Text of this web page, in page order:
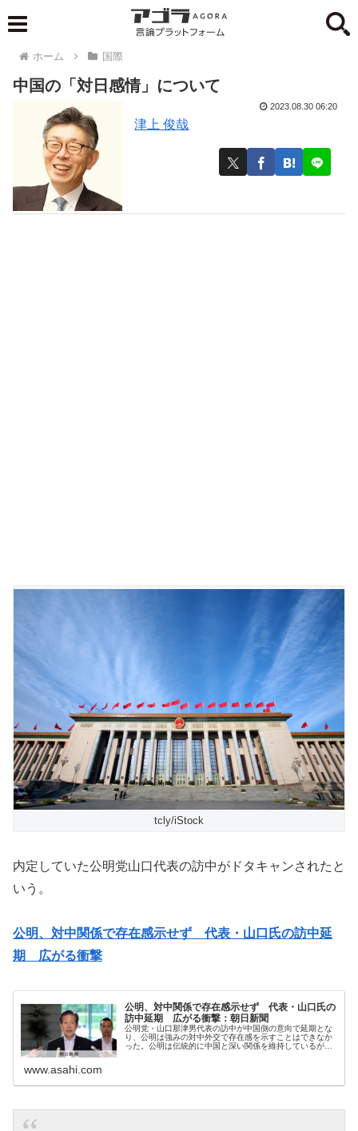
ホーム 国際
中国の「対日感情」について
津上 俊哉
2023.08.30 06:20
tcly/iStock
内定していた公明党山口代表の訪中がドタキャンされたと
いう。
公明、対中関係で存在感示せず 代表・山口氏の訪中延
期 広がる衝撃
公明、対中関係で存在感示せず 代表・山口氏の
訪中延期 広がる衝撃：朝日新聞
公明党・山口那津男代表の訪中が中国側の意向で延期とな
り、公明は強みの対中外交で存在感を示すことはできなか
った。公明は伝統的に中国と深い関係を維持しているが、
www.asahi.com